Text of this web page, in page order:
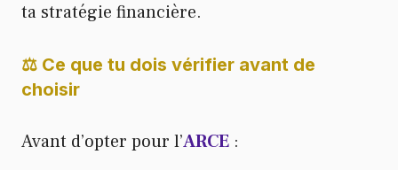
ta stratégie financière.
⚖️ Ce que tu dois vérifier avant de
choisir
Avant d’opter pour l’ARCE :